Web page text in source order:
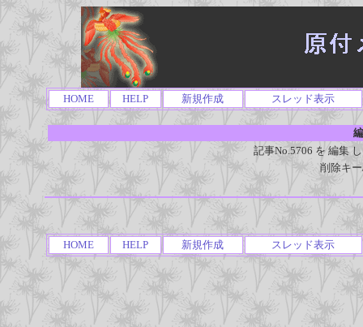
HOME HELP 新規作成 スレッド表示
記事No.5706 を 編集
削除キ
HOME HELP 新規作成 スレッド表示